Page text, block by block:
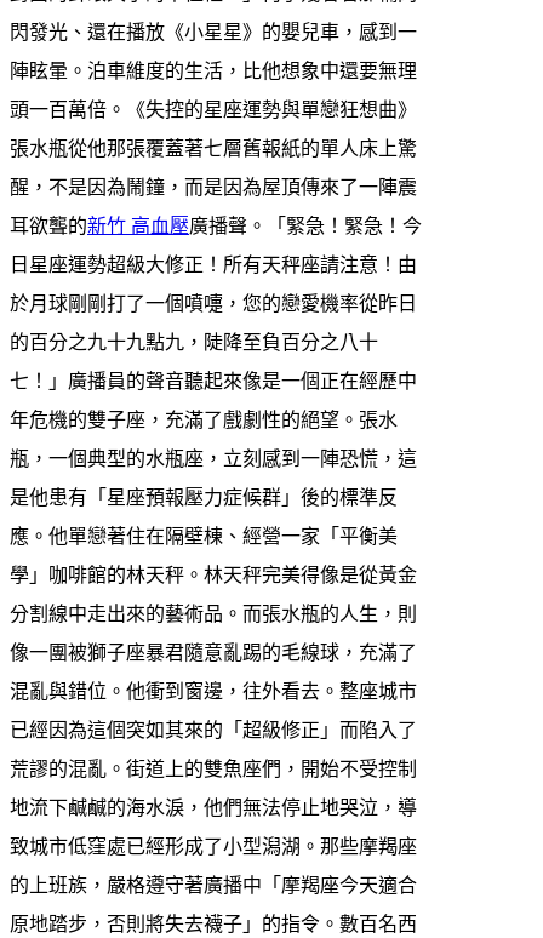
閃發光、還在播放《小星星》的嬰兒車，感到一
陣眩暈。泊車維度的生活，比他想象中還要無理
頭一百萬倍。《失控的星座運勢與單戀狂想曲》
張水瓶從他那張覆蓋著七層舊報紙的單人床上驚
醒，不是因為鬧鐘，而是因為屋頂傳來了一陣震
耳欲聾的新竹 高血壓廣播聲。「緊急！緊急！今
日星座運勢超級大修正！所有天秤座請注意！由
於月球剛剛打了一個噴嚏，您的戀愛機率從昨日
的百分之九十九點九，陡降至負百分之八十
七！」廣播員的聲音聽起來像是一個正在經歷中
年危機的雙子座，充滿了戲劇性的絕望。張水
瓶，一個典型的水瓶座，立刻感到一陣恐慌，這
是他患有「星座預報壓力症候群」後的標準反
應。他單戀著住在隔壁棟、經營一家「平衡美
學」咖啡館的林天秤。林天秤完美得像是從黃金
分割線中走出來的藝術品。而張水瓶的人生，則
像一團被獅子座暴君隨意亂踢的毛線球，充滿了
混亂與錯位。他衝到窗邊，往外看去。整座城市
已經因為這個突如其來的「超級修正」而陷入了
荒謬的混亂。街道上的雙魚座們，開始不受控制
地流下鹹鹹的海水淚，他們無法停止地哭泣，導
致城市低窪處已經形成了小型潟湖。那些摩羯座
的上班族，嚴格遵守著廣播中「摩羯座今天適合
原地踏步，否則將失去襪子」的指令。數百名西